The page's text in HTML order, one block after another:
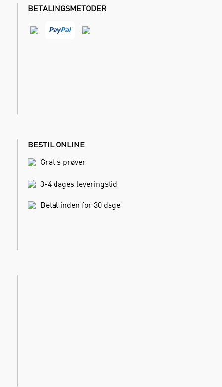
BETALINGSMETODER
BESTIL ONLINE
Gratis prøver
3-4 dages leveringstid
Betal inden for 30 dage